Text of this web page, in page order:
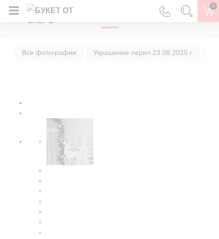
0
Все фотографии Украшение перил 23.08.2025 г.